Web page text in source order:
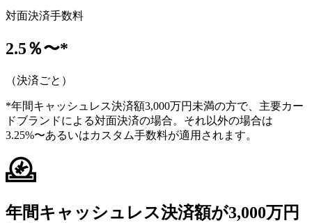
対面決済手数料
2.5％〜*
（決済ごと）
*年間キャッシュレス決済額3,000万円未満の​方で、​主要カー
ドブランドに​よる​対面決済の​場合。それ以外の​場合は​
3.25%〜あるいは​カスタム手数料が適用されます。
年間キャッシュレス決済額が3,000万円